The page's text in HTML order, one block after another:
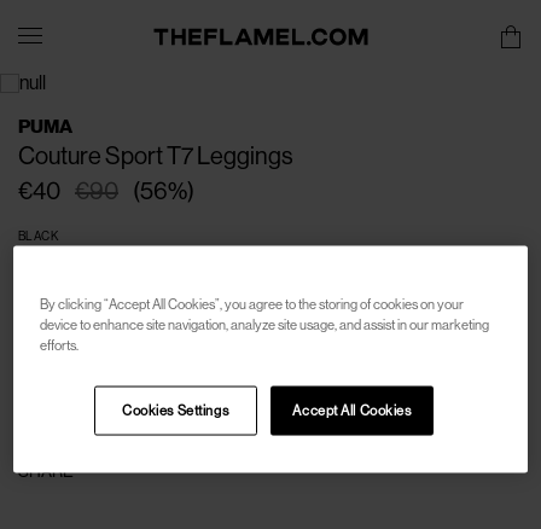
PUMA
Couture Sport T7 Leggings
€90
€40 (56%)
BLACK
SIZE GUIDE
SIZE XS S M
ADD TO WISHLIST
SHARE
By clicking “Accept All Cookies”, you agree to the storing of cookies on your
device to enhance site navigation, analyze site usage, and assist in our marketing
efforts.
Accept All Cookies
Cookies Settings